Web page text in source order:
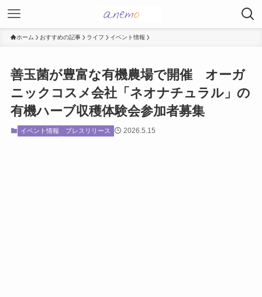
ホーム おすすめの記事 ライフ イベント情報
善玉菌が豊富な有機農場で開催 オーガ
ニックコスメ会社「ネオナチュラル」の
有機ハーブ収穫体験会参加者募集
イベント情報 プレスリリース 2026.5.15